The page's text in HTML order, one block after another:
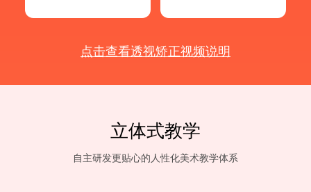
点击查看透视矫正视频说明
立体式教学
自主研发更贴心的人性化美术教学体系